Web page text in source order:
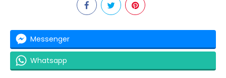
Messenger
Whatsapp